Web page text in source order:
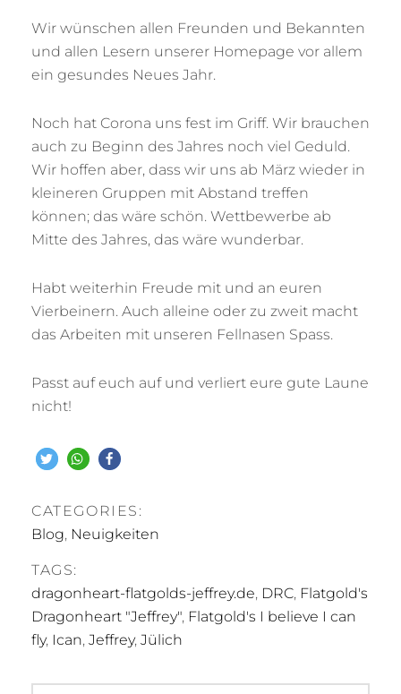
Wir wünschen allen Freunden und Bekannten
und allen Lesern unserer Homepage vor allem
ein gesundes Neues Jahr.
Noch hat Corona uns fest im Griff. Wir brauchen
auch zu Beginn des Jahres noch viel Geduld.
Wir hoffen aber, dass wir uns ab März wieder in
kleineren Gruppen mit Abstand treffen
können; das wäre schön. Wettbewerbe ab
Mitte des Jahres, das wäre wunderbar.
Habt weiterhin Freude mit und an euren
Vierbeinern. Auch alleine oder zu zweit macht
das Arbeiten mit unseren Fellnasen Spass.
Passt auf euch auf und verliert eure gute Laune
nicht!
CATEGORIES:
Blog, Neuigkeiten
TAGS:
dragonheart-flatgolds-jeffrey.de, DRC, Flatgold's
Dragonheart "Jeffrey", Flatgold's I believe I can
fly, Ican, Jeffrey, Jülich